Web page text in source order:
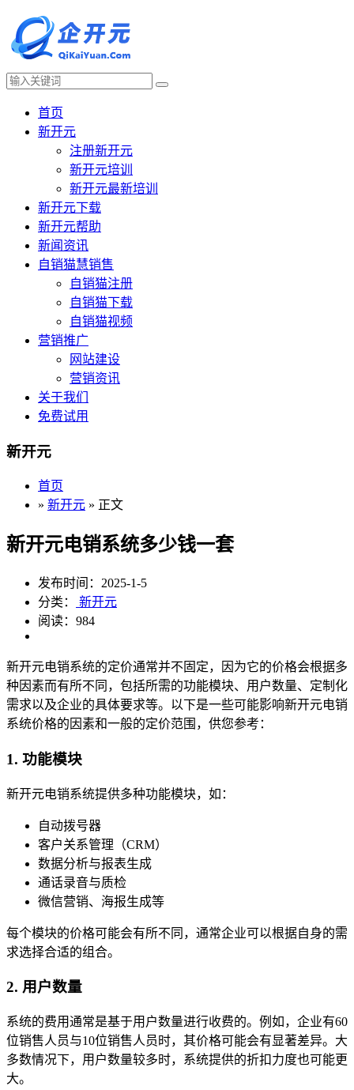
首页
新开元
注册新开元
新开元培训
新开元最新培训
新开元下载
新开元帮助
新闻资讯
自销猫慧销售
自销猫注册
自销猫下载
自销猫视频
营销推广
网站建设
营销资讯
关于我们
免费试用
新开元
首页
» 新开元 » 正文
新开元电销系统多少钱一套
发布时间：2025-1-5
分类：
新开元
阅读：984
新开元电销系统的定价通常并不固定，因为它的价格会根据多
种因素而有所不同，包括所需的功能模块、用户数量、定制化
需求以及企业的具体要求等。以下是一些可能影响新开元电销
系统价格的因素和一般的定价范围，供您参考：
1. 功能模块
新开元电销系统提供多种功能模块，如：
自动拨号器
客户关系管理（CRM）
数据分析与报表生成
通话录音与质检
微信营销、海报生成等
每个模块的价格可能会有所不同，通常企业可以根据自身的需
求选择合适的组合。
2. 用户数量
系统的费用通常是基于用户数量进行收费的。例如，企业有60
位销售人员与10位销售人员时，其价格可能会有显著差异。大
多数情况下，用户数量较多时，系统提供的折扣力度也可能更
大。